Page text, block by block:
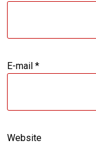
E-mail *
Website